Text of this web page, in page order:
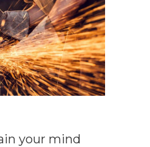
your mind